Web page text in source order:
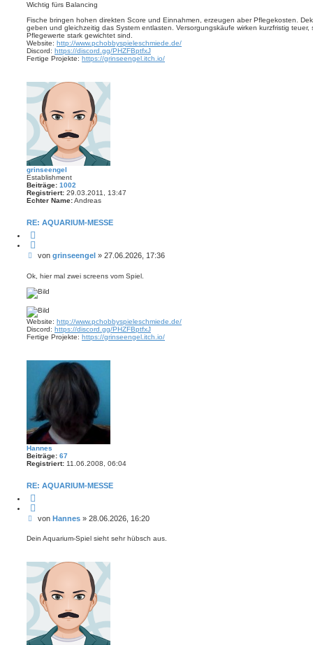
Wichtig fürs Balancing
Fische bringen hohen direkten Score und Einnahmen, erzeugen aber Pflegekosten.
geben und gleichzeitig das System entlasten. Versorgungskäufe wirken kurzfristig teuer,
Pflegewerte stark gewichtet sind.
Website: http://www.pchobbyspieleschmiede.de/
Discord: https://discord.gg/PHZFBptfxJ
Fertige Projekte: https://grinseengel.itch.io/
grinseengel
Establishment
Beiträge: 1002
Registriert: 29.03.2011, 13:47
Echter Name:Andreas
RE: AQUARIUM-MESSE
i
r
e
n
B
i
r
g
von grinseengel» 27.06.2026, 17:36
Ok, hier mal zwei screens vom Spiel.
Website: http://www.pchobbyspieleschmiede.de/
Discord: https://discord.gg/PHZFBptfxJ
Fertige Projekte: https://grinseengel.itch.io/
Hannes
Beiträge: 67
Registriert: 11.06.2008, 06:04
RE: AQUARIUM-MESSE
i
e
B
i
a
g
von Hannes» 28.06.2026, 16:20
Dein Aquarium-Spiel sieht sehr hübsch aus.